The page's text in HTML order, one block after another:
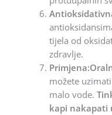
tijela od
zdravlje.
možete
malo vode.
kapi nakapati